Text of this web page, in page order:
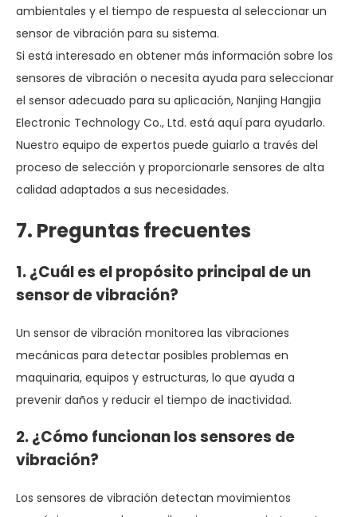
ambientales y el tiempo de respuesta al seleccionar un
sensor de vibración para su sistema.
Si está interesado en obtener más información sobre los
sensores de vibración o necesita ayuda para seleccionar
el sensor adecuado para su aplicación, Nanjing Hangjia
Electronic Technology Co., Ltd. está aquí para ayudarlo.
Nuestro equipo de expertos puede guiarlo a través del
proceso de selección y proporcionarle sensores de alta
calidad adaptados a sus necesidades.
7. Preguntas frecuentes
1. ¿Cuál es el propósito principal de un
sensor de vibración?
Un sensor de vibración monitorea las vibraciones
mecánicas para detectar posibles problemas en
maquinaria, equipos y estructuras, lo que ayuda a
prevenir daños y reducir el tiempo de inactividad.
2. ¿Cómo funcionan los sensores de
vibración?
Los sensores de vibración detectan movimientos